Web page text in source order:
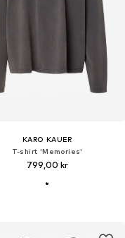
KARO KAUER
T-shirt 'Memories'
799,00 kr